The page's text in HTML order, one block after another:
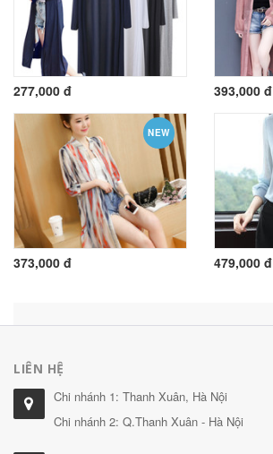
277,000 đ 393,000 đ
NEW
373,000 đ 479,000 đ
LIÊN HỆ
Chi nhánh 1: Thanh Xuân, Hà Nội
Chi nhánh 2: Q.Thanh Xuân - Hà Nội